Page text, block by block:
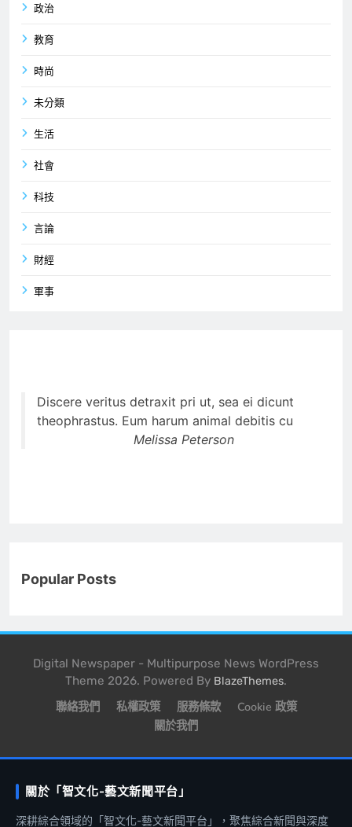
政治
教育
時尚
未分類
生活
社會
科技
言論
財經
軍事
Discere veritus detraxit pri ut, sea ei dicunt
theophrastus. Eum harum animal debitis cu
Melissa Peterson
Popular Posts
Digital Newspaper - Multipurpose News WordPress
Theme 2026. Powered By BlazeThemes.
聯絡我們 私權政策 服務條款
Cookie 政策
關於我們
關於「智文化-藝文新聞平台」
深耕綜合領域的「智文化-藝文新聞平台」，聚焦綜合新聞與深度